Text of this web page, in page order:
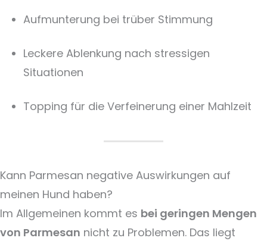
Aufmunterung bei trüber Stimmung
Leckere Ablenkung nach stressigen
Situationen
Topping für die Verfeinerung einer Mahlzeit
Kann Parmesan negative Auswirkungen auf
meinen Hund haben?
Im Allgemeinen kommt es bei geringen Mengen
von Parmesan nicht zu Problemen. Das liegt